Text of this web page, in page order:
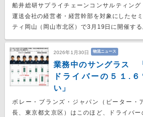
船井総研サプライチェーンコンサルティング
運送会社の経営者・経営幹部を対象にしたセ
ティ岡山（岡山市北区）で3月19日に開催す
2026年1月30日 物流ニュース
業務中のサングラス
ドライバーの５１.
い」
ボレー・ブランズ・ジャパン（ピーター・
長、東京都文京区）はこのほど、ドライバー